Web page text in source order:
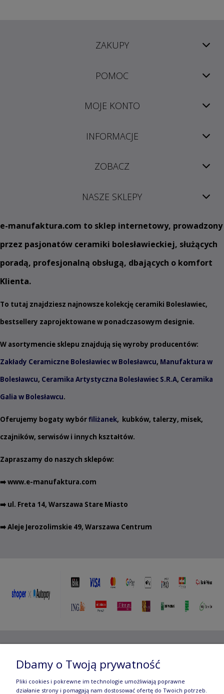
ZAKUPY
POMOC
MOJE KONTO
INFORMACJE
ZOBACZ
NASZE SKLEPY
e-manufaktura.com to sklep internetowy, prowadzony
przez pasjonatów ceramiki bolesławieckiej, służących
poradą, profesjonalną obsługą, dbających o komfort
Klienta.
To tutaj znajdziesz najnowsze kolekcję ceramiki Bolesławiec,
bestsellery zaprojektowane w ponadczasowym designie.
W asortymencie sklepu znajdują się wyroby producentów:
Zakłady Ceramiczne Bolesławiec w Bolesławcu, Manufaktura w
Bolesławcu, Ceramika Artystyczna Bolesławiec S.R.A, Ceramika
Galia w Bolesławcu.
Oferujemy bogaty wybórfiliżanek, kubków, talerzy, misek,
czajników, serwisów i innych kształtów.
Zapraszamy do naszych sklepów:
➡️www.e-manufaktura.com
➡️ ul. Freta 14, Warszawa Stare Miasto
➡️ Aleje Jerozolimskie 49, Warszawa Centrum
Jerozolimskie 49, 00-696 Warszawa | e-mail:
manufaktura.com|
Dbamy o Twoją prywatność
Pliki cookies i pokrewne im technologie umożliwiają poprawne
działanie strony i pomagają nam dostosować ofertę do Twoich potrzeb.